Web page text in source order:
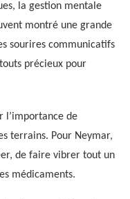
la gestion mentale
montré une grande
sourires communicatifs
précieux pour
l’importance de
terrains. Pour Neymar,
de faire vibrer tout un
médicaments.